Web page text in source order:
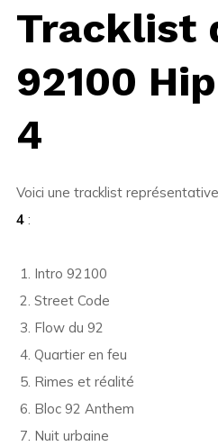
Tracklist
92100
4
Voici une tracklist
4:
Intro 92100
Street Code
Flow du 92
Quartier en feu
Rimes et réalité
Bloc 92 Anthem
Nuit urbaine